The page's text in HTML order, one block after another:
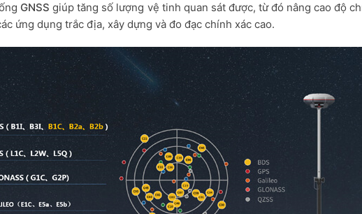
GNSS giúp tăng số lượng vệ tinh quan sát được, từ đó nâng cao độ
ứng dụng trắc địa, xây dựng và đo đạc chính xác cao.